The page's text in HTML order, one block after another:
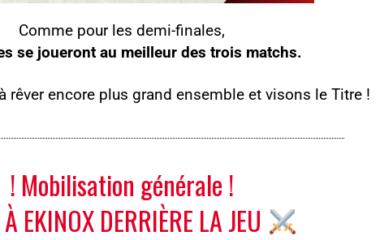
Comme pour les demi-finales,
se joueront au meilleur des trois matchs.
rêver encore plus grand ensemble et visons le Titre !
! Mobilisation générale !
EKINOX DERRIÈRE LA JEU